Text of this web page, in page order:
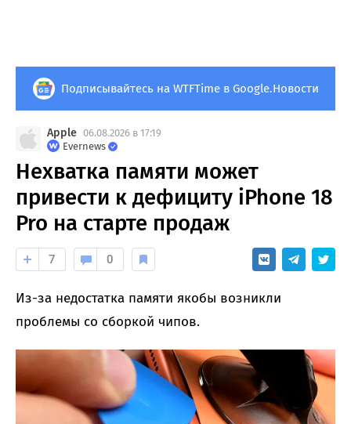
Подписывайтесь на WTFTime в Google.Новости
Apple 06.08.2026 в 17:19
Evernews
Нехватка памяти может
привести к дефициту iPhone 18
Pro на старте продаж
7 0
Из-за недостатка памяти якобы возникли
проблемы со сборкой чипов.